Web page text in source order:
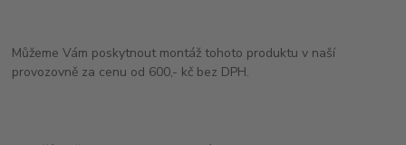
Můžeme Vám poskytnout montáž tohoto produktu v naší
provozovně za cenu od 600,- kč bez DPH.